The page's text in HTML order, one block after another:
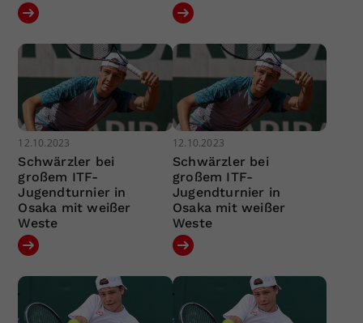
12.10.2023
Schwärzler bei
großem ITF-
Jugendturnier in
Osaka mit weißer
Weste
12.10.2023
Schwärzler bei
großem ITF-
Jugendturnier in
Osaka mit weißer
Weste